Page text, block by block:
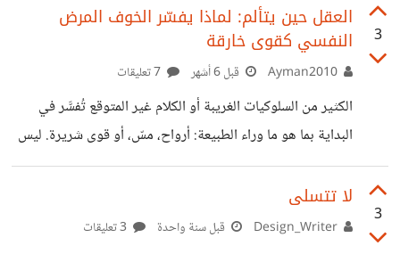
شجاعة لم نعرف أننا نملكها، أو خوفًا يوقفنا عن فعل ما اعتقدنا
أننا قادرون عليه. في هذه اللحظات، نُجبر على مواجهة حقيقة
أننا غالبًا نعيش نسخة مصقولة من أنفسنا، صورة مثالية نحاول
إظهارها للعالم، بينما جزء منا ما زال يكتشف نفسه في صمت.
سؤال للتفكير والمشاركة: هل سبق لك أن اكتشفت شيئًا
3
العقل حين يتألم: لماذا يفسّر الخوف المرض
النفسي كقوى خارقة
قبل 6 أشهر
الكثير من السلوكيات الغريبة أو الكلام غير المتوقع تُفسَّر في
البداية بما هو ما وراء الطبيعة: أرواح، مسّ، أو قوى شريرة. ليس
بدافع شر، بل بدافع الخوف والغموض. حين يعجز العقل عن
الفهم، يبدأ بصنع قصص يحمي بها نفسه. الأطفال، خصوصًا، لا
يملكون أدوات التحليل النفسي. الغموض يتحول عندهم إلى
3
لا تتسلى
قبل سنة واحدة